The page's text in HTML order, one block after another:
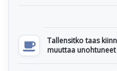
Tallensitko taas
muuttaa